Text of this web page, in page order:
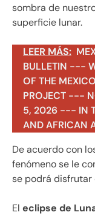
sombra de
superficie lunar.
LEER MÁS:
BULLETIN ---
OF THE
PROJECT ---
5, 2026 --- IN
AND AFRICAN
De acuerdo con
fenómeno se le
se podrá disfrutar
El eclipse de